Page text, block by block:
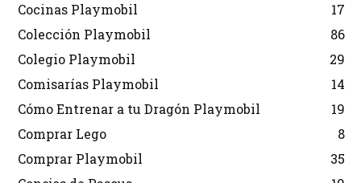
Cocinas Playmobil
17
Colección Playmobil
86
Colegio Playmobil
29
Comisarías Playmobil
14
Cómo Entrenar a tu Dragón Playmobil
19
Comprar Lego
8
Comprar Playmobil
35